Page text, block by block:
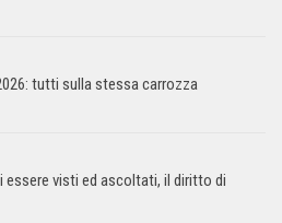
tutti sulla stessa carrozza
essere visti ed ascoltati, il diritto di